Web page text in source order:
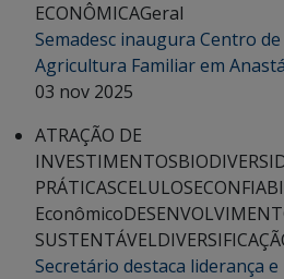
ECONÔMICAGeral
Semadesc inaugura Centro
Agricultura Familiar em
03 nov 2025
ATRAÇÃO DE
INVESTIMENTOS
PRÁTICASCELULOSE
Econômico
SUSTENTÁVEL
Secretário destaca liderança